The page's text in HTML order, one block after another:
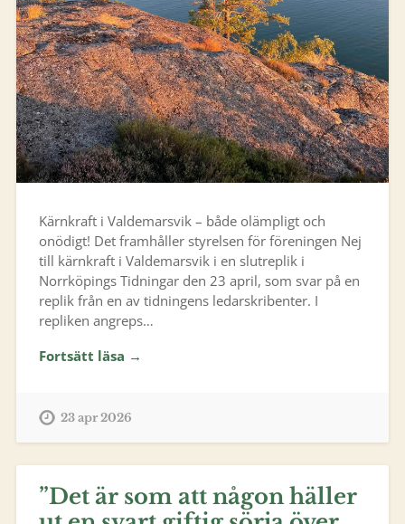
Kärnkraft i Valdemarsvik – både olämpligt och
onödigt! Det framhåller styrelsen för föreningen Nej
till kärnkraft i Valdemarsvik i en slutreplik i
Norrköpings Tidningar den 23 april, som svar på en
replik från en av tidningens ledarskribenter. I
repliken angreps…
Fortsätt läsa →
23 apr 2026
”Det är som att någon häller